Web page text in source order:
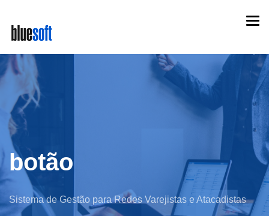
main
content
botão
Sistema de Gestão para Redes Varejistas e Atacadistas